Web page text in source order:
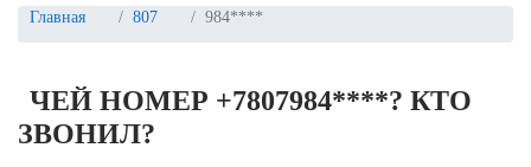
Главная 807 984****
ЧЕЙ НОМЕР +7807984****? КТО
ЗВОНИЛ?